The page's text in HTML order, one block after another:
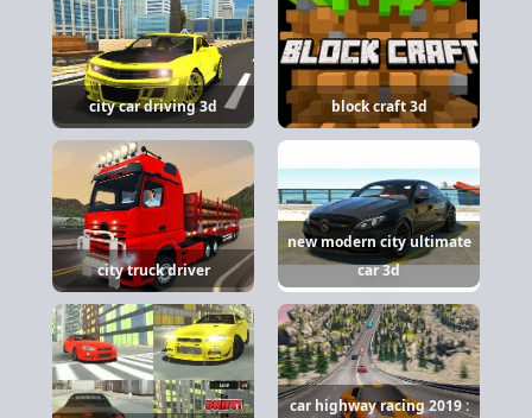
city car driving 3d block craft 3d
city truck driver
new modern city ultimate
car 3d
car highway racing 2019 :